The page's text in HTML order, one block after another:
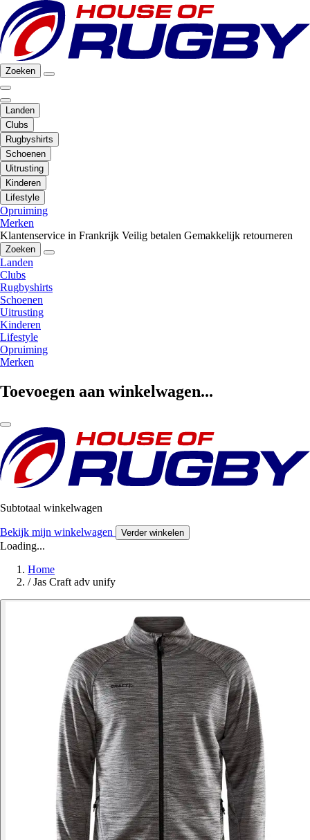
Zoeken
Landen
Clubs
Rugbyshirts
Schoenen
Uitrusting
Kinderen
Lifestyle
Opruiming
Merken
Klantenservice in Frankrijk Veilig betalen Gemakkelijk retourneren
Zoeken
Landen
Clubs
Rugbyshirts
Schoenen
Uitrusting
Kinderen
Lifestyle
Opruiming
Merken
Toevoegen aan winkelwagen...
Subtotaal winkelwagen
Bekijk mijn winkelwagen Verder winkelen
Loading...
Home
/ Jas Craft adv unify